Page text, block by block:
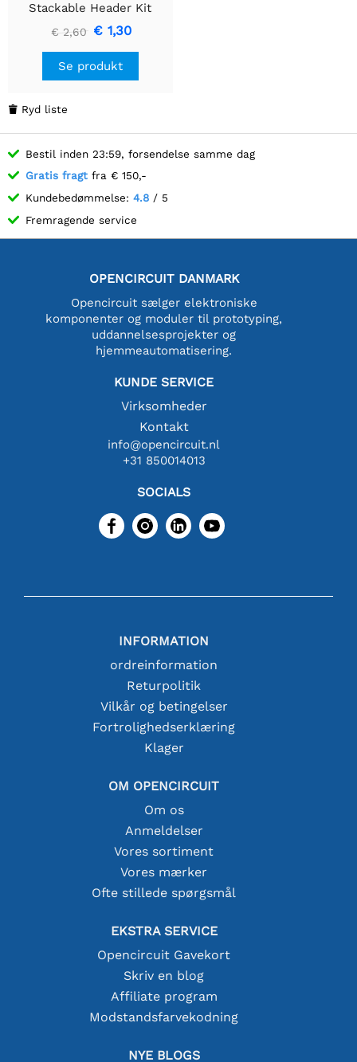
Stackable Header Kit
(Udvidet)
€ 2,60 € 1,30
Se produkt
 Ryd liste
Bestil inden 23:59, forsendelse samme dag
Gratis fragt fra € 150,-
Kundebedømmelse: 4.8 / 5
Fremragende service
OPENCIRCUIT DANMARK
Opencircuit sælger elektroniske
komponenter og moduler til prototyping,
uddannelsesprojekter og
hjemmeautomatisering.
KUNDE SERVICE
Virksomheder
Kontakt
info@opencircuit.nl
+31 850014013
SOCIALS
INFORMATION
ordreinformation
Returpolitik
Vilkår og betingelser
Fortrolighedserklæring
Klager
OM OPENCIRCUIT
Om os
Anmeldelser
Vores sortiment
Vores mærker
Ofte stillede spørgsmål
EKSTRA SERVICE
Opencircuit Gavekort
Skriv en blog
Affiliate program
Modstandsfarvekodning
NYE BLOGS